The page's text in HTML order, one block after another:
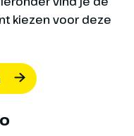
kiezen voor deze